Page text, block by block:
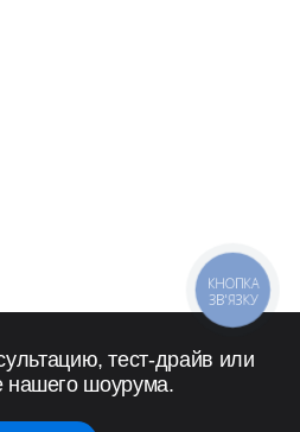
тест-драйв или
нашего шоурума.
КНОПКА
ЗВ'ЯЗКУ